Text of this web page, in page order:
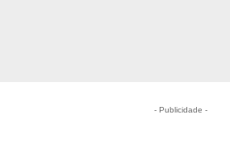
- Publicidade -